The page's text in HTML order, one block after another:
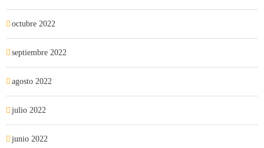
octubre 2022
septiembre 2022
agosto 2022
julio 2022
junio 2022